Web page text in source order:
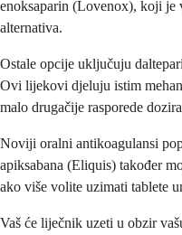
enoksaparin (Lovenox), koji je
alternativa.
Ostale opcije uključuju
Ovi lijekovi djeluju istim
malo drugačije rasporede
Noviji oralni antikoagulansi
apiksabana (Eliquis) također
ako više volite uzimati tablete
Vaš će liječnik uzeti u obzir